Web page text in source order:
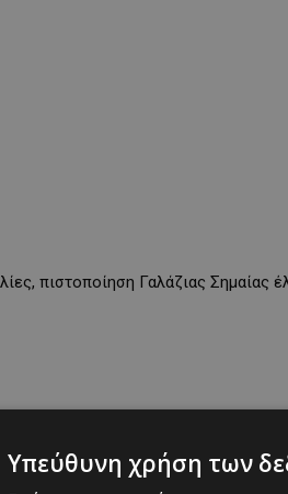
πιστοποίηση Γαλάζιας Σημαίας
Υπεύθυνη χρήση των